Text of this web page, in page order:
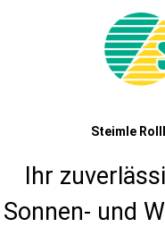
Steimle
Ihr
Sonnen- und